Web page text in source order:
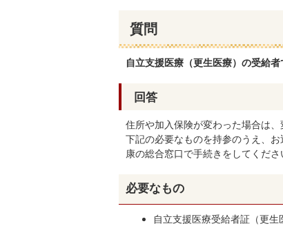
質問
自立支援医療（更生医療）の受給
回答
住所や加入保険が変わった場合は、
下記の必要なものを持参のうえ、
康の総合窓口で手続きをしてくだ
必要なもの
自立支援医療受給者証（更生